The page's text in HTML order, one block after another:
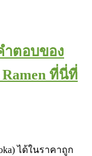
ำตอบของ
ที่นี่ที่
ได้ในราคาถูก